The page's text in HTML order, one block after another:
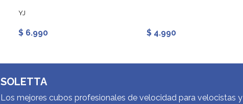
YJ
$ 6.990 $ 4.990
SOLETTA
Los mejores cubos profesionales de velocidad para velocistas y